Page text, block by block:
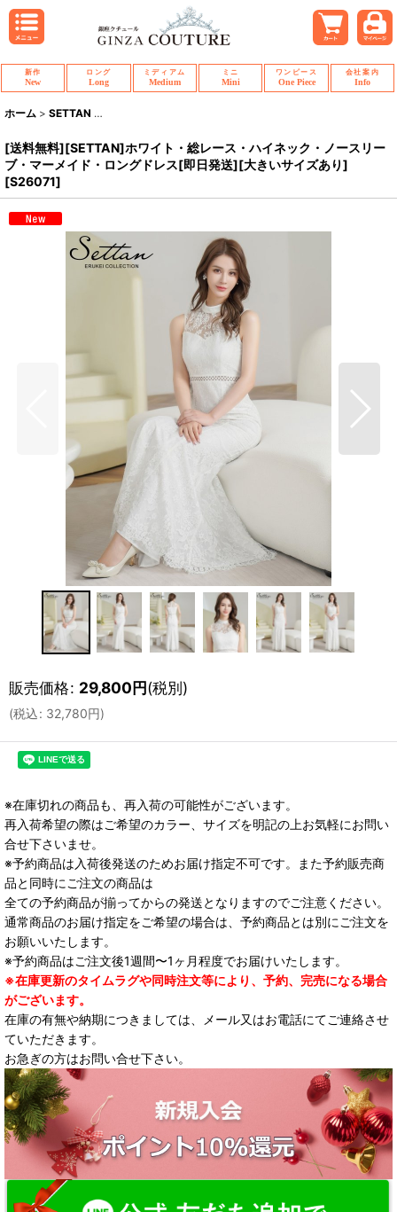
新作
New
ロング
Long
ミディアム
Medium
ミニ
Mini
ワンピース
One Piece
会社案内
Info
ホーム > SETTAN >
[送料無料][SETTAN]ホワイト・総レース・ハイネック・ノースリー
ブ・マーメイド・ロングドレス[即日発送][大きいサイズあり]
[S26071]
販売価格: 29,800円(税別)
(税込: 32,780円)
※在庫切れの商品も、再入荷の可能性がございます。
再入荷希望の際はご希望のカラー、サイズを明記の上お気軽にお問い
合せ下さいませ。
※予約商品は入荷後発送のためお届け指定不可です。また予約販売商
品と同時にご注文の商品は
全ての予約商品が揃ってからの発送となりますのでご注意ください。
通常商品のお届け指定をご希望の場合は、予約商品とは別にご注文を
お願いいたします。
※予約商品はご注文後1週間〜1ヶ月程度でお届けいたします。
※在庫更新のタイムラグや同時注文等により、予約、完売になる場合
がございます。
在庫の有無や納期につきましては、メール又はお電話にてご連絡させ
ていただきます。
お急ぎの方はお問い合せ下さい。